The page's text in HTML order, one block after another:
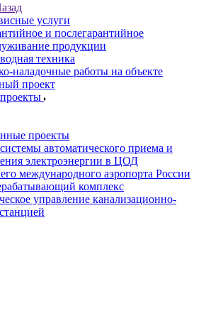
услуги
и послегарантийное
продукции
техника
наладочные работы на объекте
проект
проекты
автоматического приема и
электроэнергии в ЦОД
международного аэропорта России
комплекс
управление канализационно-